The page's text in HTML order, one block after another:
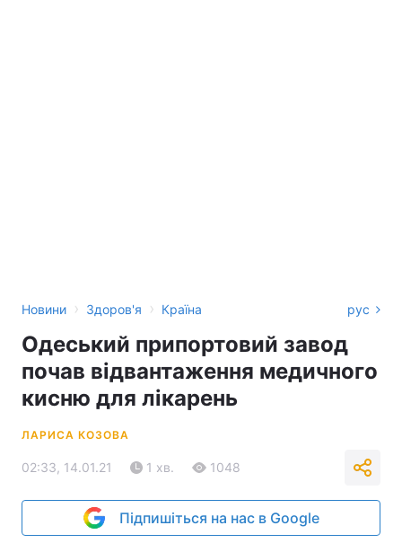
Новини › Здоров'я › Країна рус
Одеський припортовий завод
почав відвантаження медичного
кисню для лікарень
ЛАРИСА КОЗОВА
02:33, 14.01.21 1 хв. 1048
Підпишіться на нас в Google